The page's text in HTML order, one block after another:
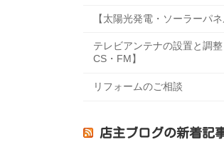
【太陽光発電・ソーラーパ
テレビアンテナの設置と調整
CS・FM】
リフォームのご相談
店主ブログの新着記